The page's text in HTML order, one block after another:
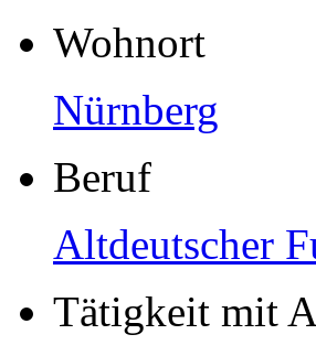
Wohnort
Nürnberg
Beruf
Altdeutscher
Tätigkeit mit